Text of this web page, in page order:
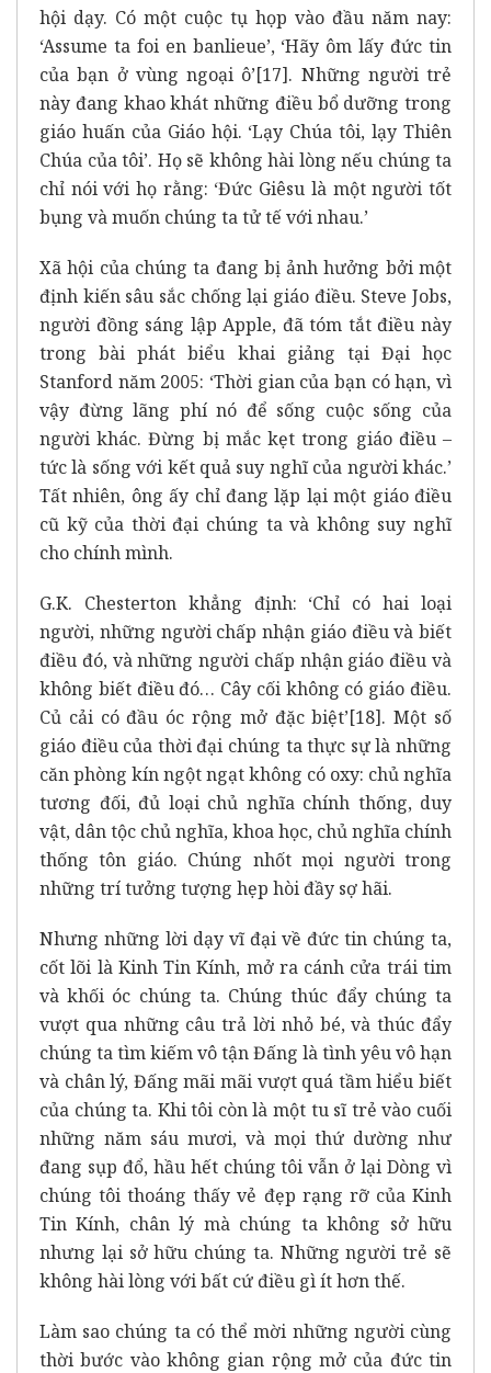
hội dạy. Có một cuộc tụ họp vào đầu năm nay:
‘Assume ta foi en banlieue’, ‘Hãy ôm lấy đức tin
của bạn ở vùng ngoại ô’[17]. Những người trẻ
này đang khao khát những điều bổ dưỡng trong
giáo huấn của Giáo hội. ‘Lạy Chúa tôi, lạy Thiên
Chúa của tôi’. Họ sẽ không hài lòng nếu chúng ta
chỉ nói với họ rằng: ‘Đức Giêsu là một người tốt
bụng và muốn chúng ta tử tế với nhau.’
Xã hội của chúng ta đang bị ảnh hưởng bởi một
định kiến sâu sắc chống lại giáo điều. Steve Jobs,
người đồng sáng lập Apple, đã tóm tắt điều này
trong bài phát biểu khai giảng tại Đại học
Stanford năm 2005: ‘Thời gian của bạn có hạn, vì
vậy đừng lãng phí nó để sống cuộc sống của
người khác. Đừng bị mắc kẹt trong giáo điều –
tức là sống với kết quả suy nghĩ của người khác.’
Tất nhiên, ông ấy chỉ đang lặp lại một giáo điều
cũ kỹ của thời đại chúng ta và không suy nghĩ
cho chính mình.
G.K. Chesterton khẳng định: ‘Chỉ có hai loại
người, những người chấp nhận giáo điều và biết
điều đó, và những người chấp nhận giáo điều và
không biết điều đó… Cây cối không có giáo điều.
Củ cải có đầu óc rộng mở đặc biệt’[18]. Một số
giáo điều của thời đại chúng ta thực sự là những
căn phòng kín ngột ngạt không có oxy: chủ nghĩa
tương đối, đủ loại chủ nghĩa chính thống, duy
vật, dân tộc chủ nghĩa, khoa học, chủ nghĩa chính
thống tôn giáo. Chúng nhốt mọi người trong
những trí tưởng tượng hẹp hòi đầy sợ hãi.
Nhưng những lời dạy vĩ đại về đức tin chúng ta,
cốt lõi là Kinh Tin Kính, mở ra cánh cửa trái tim
và khối óc chúng ta. Chúng thúc đẩy chúng ta
vượt qua những câu trả lời nhỏ bé, và thúc đẩy
chúng ta tìm kiếm vô tận Đấng là tình yêu vô hạn
và chân lý, Đấng mãi mãi vượt quá tầm hiểu biết
của chúng ta. Khi tôi còn là một tu sĩ trẻ vào cuối
những năm sáu mươi, và mọi thứ dường như
đang sụp đổ, hầu hết chúng tôi vẫn ở lại Dòng vì
chúng tôi thoáng thấy vẻ đẹp rạng rỡ của Kinh
Tin Kính, chân lý mà chúng ta không sở hữu
nhưng lại sở hữu chúng ta. Những người trẻ sẽ
không hài lòng với bất cứ điều gì ít hơn thế.
Làm sao chúng ta có thể mời những người cùng
thời bước vào không gian rộng mở của đức tin